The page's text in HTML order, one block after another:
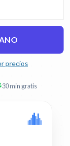
precios
30 min gratis